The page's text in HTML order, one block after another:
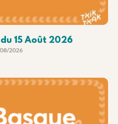
15 Août 2026
2026